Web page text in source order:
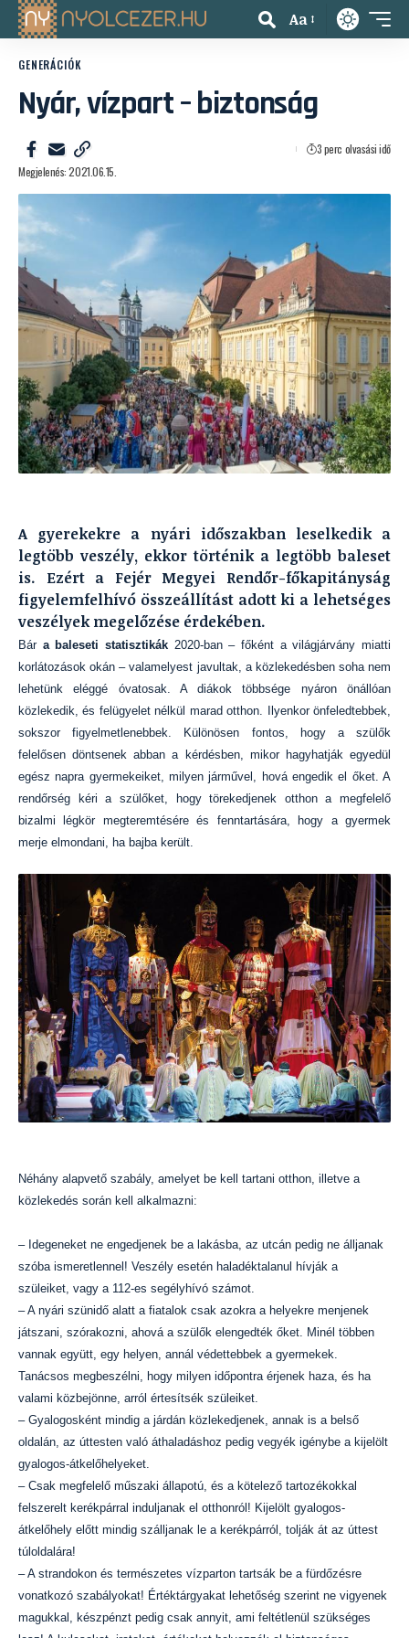
Aa
GENERÁCIÓK
Nyár, vízpart – biztonság
Megjelenés: 2021.06.15.
3 perc olvasási idő
A gyerekekre a nyári időszakban leselkedik a
legtöbb veszély, ekkor történik a legtöbb baleset
is. Ezért a Fejér Megyei Rendőr-főkapitányság
figyelemfelhívó összeállítást adott ki a lehetséges
veszélyek megelőzése érdekében.
Bár a baleseti statisztikák 2020-ban – főként a világjárvány miatti
korlátozások okán – valamelyest javultak, a közlekedésben soha nem
lehetünk eléggé óvatosak. A diákok többsége nyáron önállóan
közlekedik, és felügyelet nélkül marad otthon. Ilyenkor önfeledtebbek,
sokszor figyelmetlenebbek. Különösen fontos, hogy a szülők
felelősen döntsenek abban a kérdésben, mikor hagyhatják egyedül
egész napra gyermekeiket, milyen járművel, hová engedik el őket. A
rendőrség kéri a szülőket, hogy törekedjenek otthon a megfelelő
bizalmi légkör megteremtésére és fenntartására, hogy a gyermek
merje elmondani, ha bajba került.
Néhány alapvető szabály, amelyet be kell tartani otthon, illetve a
közlekedés során kell alkalmazni:
– Idegeneket ne engedjenek be a lakásba, az utcán pedig ne álljanak
szóba ismeretlennel! Veszély esetén haladéktalanul hívják a
szüleiket, vagy a 112-es segélyhívó számot.
– A nyári szünidő alatt a fiatalok csak azokra a helyekre menjenek
játszani, szórakozni, ahová a szülők elengedték őket. Minél többen
vannak együtt, egy helyen, annál védettebbek a gyermekek.
Tanácsos megbeszélni, hogy milyen időpontra érjenek haza, és ha
valami közbejönne, arról értesítsék szüleiket.
– Gyalogosként mindig a járdán közlekedjenek, annak is a belső
oldalán, az úttesten való áthaladáshoz pedig vegyék igénybe a kijelölt
gyalogos-átkelőhelyeket.
– Csak megfelelő műszaki állapotú, és a kötelező tartozékokkal
felszerelt kerékpárral induljanak el otthonról! Kijelölt gyalogos-
átkelőhely előtt mindig szálljanak le a kerékpárról, tolják át az úttest
túloldalára!
– A strandokon és természetes vízparton tartsák be a fürdőzésre
vonatkozó szabályokat! Értéktárgyakat lehetőség szerint ne vigyenek
magukkal, készpénzt pedig csak annyit, ami feltétlenül szükséges